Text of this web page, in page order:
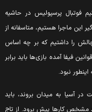
پرسپولیس در حاشیه
ماجرا هستیم، متاسفانه از
را داشتیم که بر چه اساس
فیفا آمده بازی‌ها باید برابر
نبود.
آسیا به میدان بروند، باید
کارها پیش برود. از تاج